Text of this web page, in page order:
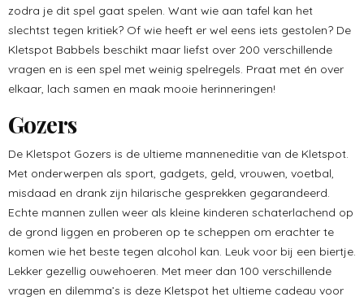
zodra je dit spel gaat spelen. Want wie aan tafel kan het
slechtst tegen kritiek? Of wie heeft er wel eens iets gestolen? De
Kletspot Babbels beschikt maar liefst over 200 verschillende
vragen en is een spel met weinig spelregels. Praat met én over
elkaar, lach samen en maak mooie herinneringen!
Gozers
De Kletspot Gozers is de ultieme manneneditie van de Kletspot.
Met onderwerpen als sport, gadgets, geld, vrouwen, voetbal,
misdaad en drank zijn hilarische gesprekken gegarandeerd.
Echte mannen zullen weer als kleine kinderen schaterlachend op
de grond liggen en proberen op te scheppen om erachter te
komen wie het beste tegen alcohol kan. Leuk voor bij een biertje.
Lekker gezellig ouwehoeren. Met meer dan 100 verschillende
vragen en dilemma’s is deze Kletspot het ultieme cadeau voor